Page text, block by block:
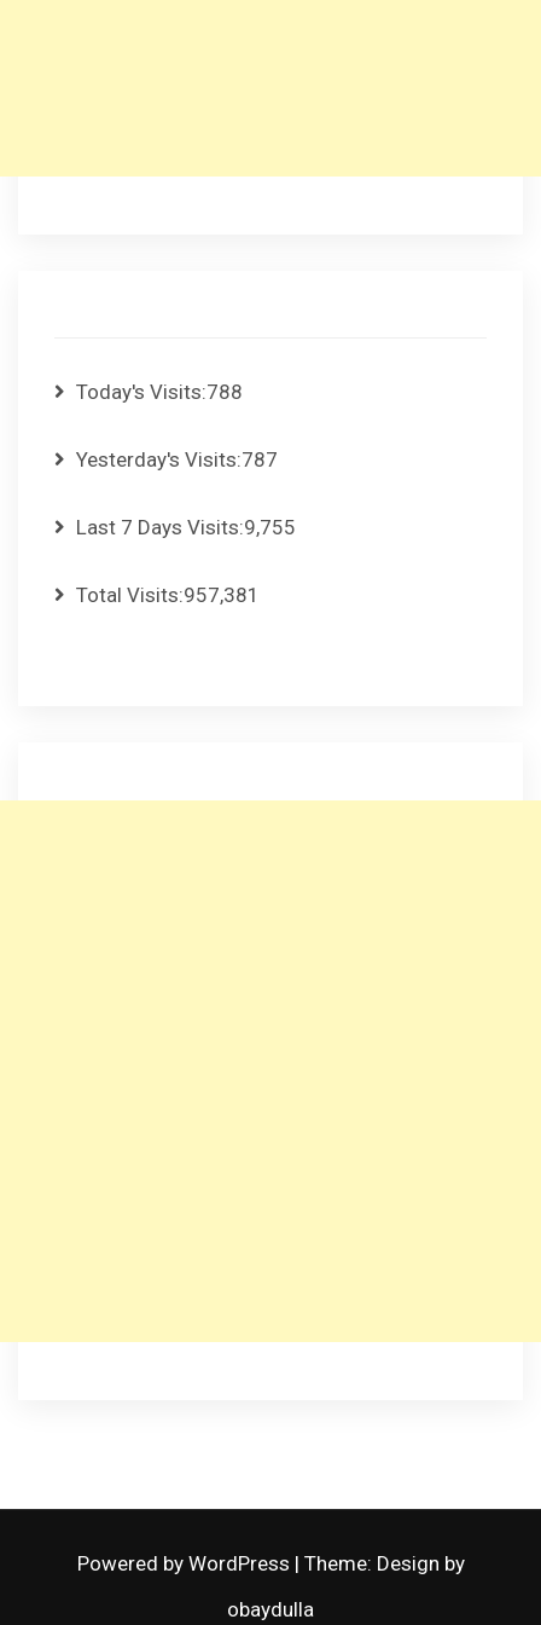
Today's Visits:788
Yesterday's Visits:787
Last 7 Days Visits:9,755
Total Visits:957,381
Powered by WordPress | Theme: Design by
obaydulla